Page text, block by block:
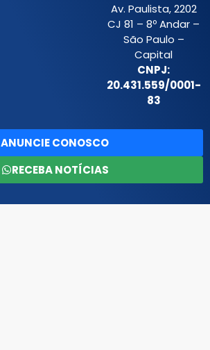
Av. Paulista, 2202
CJ 81 – 8º Andar –
São Paulo –
Capital
CNPJ:
20.431.559/0001-
83
ANUNCIE CONOSCO
RECEBA NOTÍCIAS